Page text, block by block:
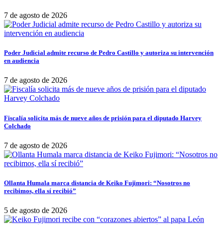
7 de agosto de 2026
Poder Judicial admite recurso de Pedro Castillo y autoriza su intervención
en audiencia
7 de agosto de 2026
Fiscalía solicita más de nueve años de prisión para el diputado Harvey
Colchado
7 de agosto de 2026
Ollanta Humala marca distancia de Keiko Fujimori: “Nosotros no
recibimos, ella sí recibió”
5 de agosto de 2026